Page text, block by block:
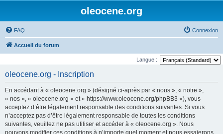
oleocene.org
FAQ Connexion
Accueil du forum
Langue :
oleocene.org - Inscription
En accédant à « oleocene.org » (désigné ci-après par « nous », « notre »,
« nos », « oleocene.org » et « https://www.oleocene.org/phpBB3 »), vous
acceptez d’être légalement responsable des conditions suivantes. Si vous
n’acceptez pas d’être légalement responsable de toutes les conditions
suivantes, veuillez ne pas utiliser et accéder à « oleocene.org ». Nous
pouvons modifier ces conditions à n’importe quel moment et nous essaierons